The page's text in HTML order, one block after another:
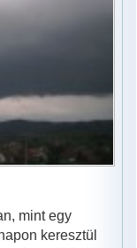
mint egy
keresztül